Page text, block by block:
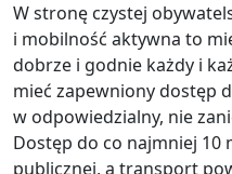
W stronę czystej
i mobilność aktywna to
dobrze i godnie każdy i
mieć zapewniony dostęp
w odpowiedzialny, nie
Dostęp do co najmniej 10
publicznej, a transport